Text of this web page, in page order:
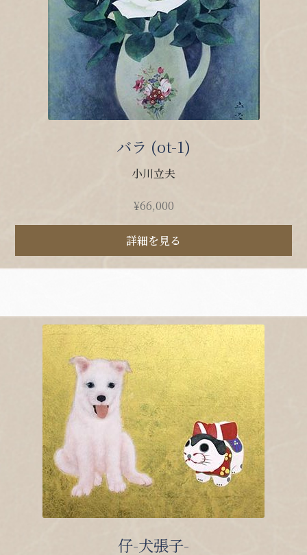
バラ (ot-1)
小川立夫
¥66,000
詳細を見る
仔-犬張子-